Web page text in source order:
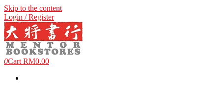
Skip to the content
Login / Register
0Cart RM0.00